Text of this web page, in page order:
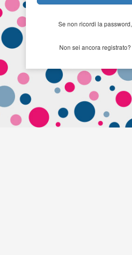
Se non ricordi la password,
Non sei ancora registrato?